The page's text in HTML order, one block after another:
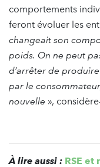
comportements
feront évoluer les
changeait son
poids. On ne peut
d’arrêter de
par le
nouvelle »,
À lire aussi : RSE et